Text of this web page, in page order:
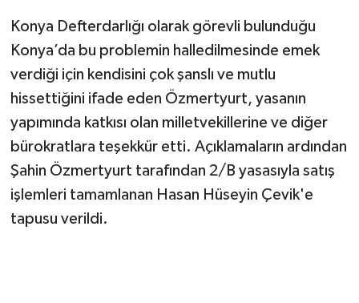
Konya Defterdarlığı olarak görevli bulunduğu
Konya’da bu problemin halledilmesinde emek
verdiği için kendisini çok şanslı ve mutlu
hissettiğini ifade eden Özmertyurt, yasanın
yapımında katkısı olan milletvekillerine ve diğer
bürokratlara teşekkür etti. Açıklamaların ardından
Şahin Özmertyurt tarafından 2/B yasasıyla satış
işlemleri tamamlanan Hasan Hüseyin Çevik'e
tapusu verildi.